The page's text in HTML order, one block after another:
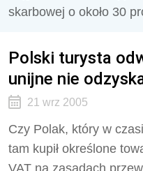
skarbowej o około 30
Polski turysta
unijne nie
21 wrz 2005
Czy Polak, który w
tam kupił określone
VAT na zasadach